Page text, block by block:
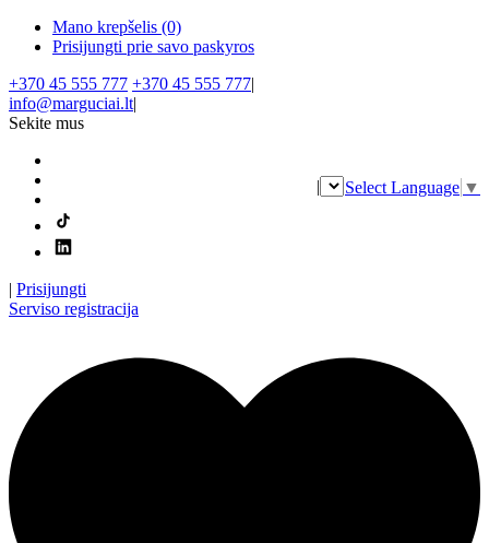
Mano krepšelis (0)
Prisijungti prie savo paskyros
+370 45 555 777 +370 45 555 777|
info@marguciai.lt|
Sekite mus
| Prisijungti
| Select Language ▼
Serviso registracija